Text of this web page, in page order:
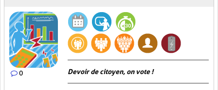
0 Devoir de citoyen, on vote !